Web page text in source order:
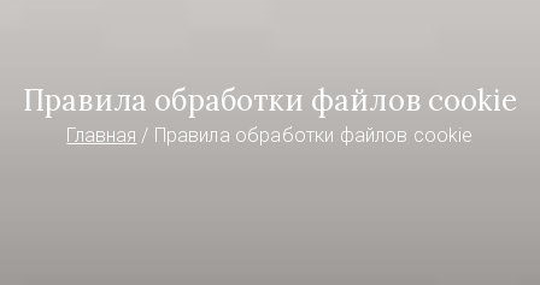
Правила обработки файлов cookie
Главная Правила обработки файлов cookie